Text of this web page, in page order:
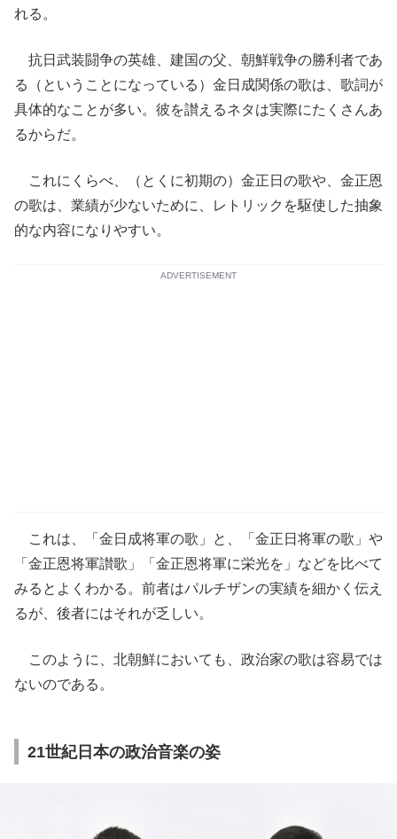
れる。
抗日武装闘争の英雄、建国の父、朝鮮戦争の勝利者であ
る（ということになっている）金日成関係の歌は、歌詞が
具体的なことが多い。彼を讃えるネタは実際にたくさんあ
るからだ。
これにくらべ、（とくに初期の）金正日の歌や、金正恩
の歌は、業績が少ないために、レトリックを駆使した抽象
的な内容になりやすい。
ADVERTISEMENT
これは、「金日成将軍の歌」と、「金正日将軍の歌」や
「金正恩将軍讃歌」「金正恩将軍に栄光を」などを比べて
みるとよくわかる。前者はパルチザンの実績を細かく伝え
るが、後者にはそれが乏しい。
このように、北朝鮮においても、政治家の歌は容易では
ないのである。
21世紀日本の政治音楽の姿